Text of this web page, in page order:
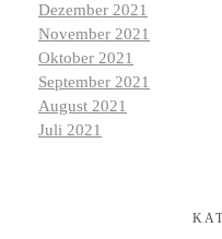
Dezember 2021
November 2021
Oktober 2021
September 2021
August 2021
Juli 2021